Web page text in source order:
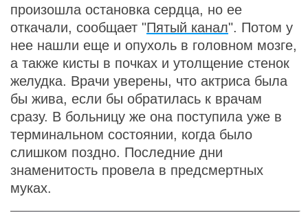
произошла остановка сердца, но ее
откачали, сообщает "Пятый канал". Потом у
нее нашли еще и опухоль в головном мозге,
а также кисты в почках и утолщение стенок
желудка. Врачи уверены, что актриса была
бы жива, если бы обратилась к врачам
сразу. В больницу же она поступила уже в
терминальном состоянии, когда было
слишком поздно. Последние дни
знаменитость провела в предсмертных
муках.